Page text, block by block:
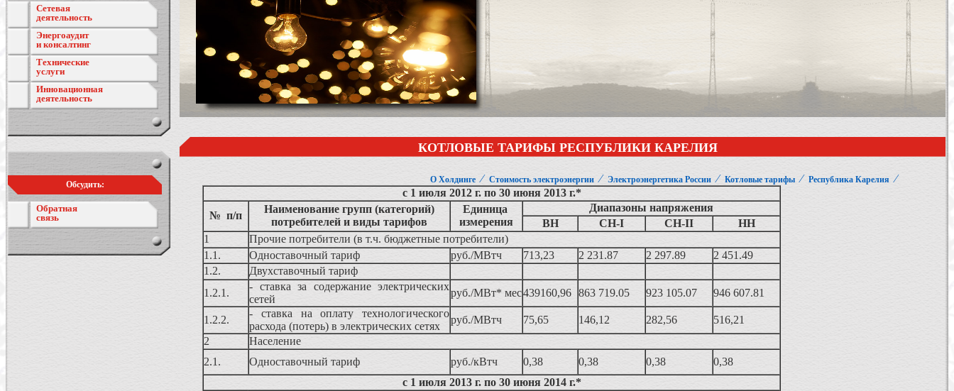
Сетевая
деятельность
Энергоаудит
и консалтинг
Технические
услуги
Инновационная
деятельность
Обсудить:
Обратная
связь
КОТЛОВЫЕ ТАРИФЫ РЕСПУБЛИКИ КАРЕЛИЯ
О Холдинге ⁄ Стоимость электроэнергии ⁄ Электроэнергетика России ⁄ Котловые тарифы ⁄ Республика Карелия ⁄
с 1 июля 2012 г. по 30 июня 2013 г.*
№ п/п
Наименование групп (категорий)
потребителей и виды тарифов
Единица
измерения
Диапазоны напряжения
ВН
СН-I СН-II
НН
1
Прочие потребители (в т.ч. бюджетные потребители)
1.1.
Одноставочный тариф руб./МВтч 713,23 2 231.87 2 297.89
2 451.49
1.2.
Двухставочный тариф
1.2.1.
- ставка за содержание электрических
сетей
руб./МВт* мес439160,96 863 719.05 923 105.07 946 607.81
1.2.2.
- ставка на оплату технологического
расхода (потерь) в электрических сетях
руб./МВтч 75,65 146,12 282,56
516,21
2
Население
2.1.
Одноставочный тариф руб./кВтч 0,38 0,38 0,38
0,38
с 1 июля 2013 г. по 30 июня 2014 г.*